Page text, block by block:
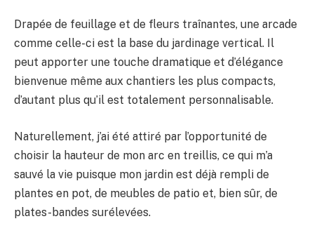
Drapée de feuillage et de fleurs traînantes, une arcade
comme celle-ci est la base du jardinage vertical. Il
peut apporter une touche dramatique et d’élégance
bienvenue même aux chantiers les plus compacts,
d’autant plus qu’il est totalement personnalisable.
Naturellement, j’ai été attiré par l’opportunité de
choisir la hauteur de mon arc en treillis, ce qui m’a
sauvé la vie puisque mon jardin est déjà rempli de
plantes en pot, de meubles de patio et, bien sûr, de
plates-bandes surélevées.